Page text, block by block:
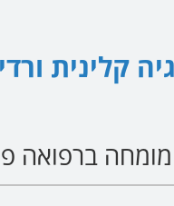
קלינית
ברפואה